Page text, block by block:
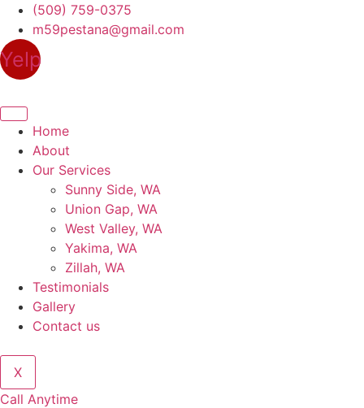
Skip
content
(509) 759-0375
m59pestana@gmail.com
Yelp
Home
About
Our Services
Sunny Side, WA
Union Gap, WA
West Valley, WA
Yakima, WA
Zillah, WA
Testimonials
Gallery
Contact us
X
Call Anytime